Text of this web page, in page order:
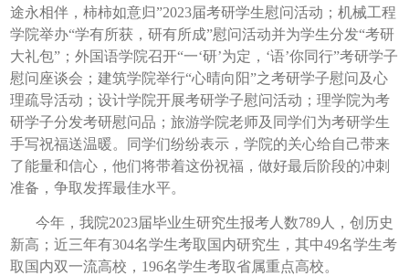
途永相伴，柿柿如意归”2023届考研学生慰问活动；机械工程
学院举办“学有所获，研有所成”慰问活动并为学生分发“考研
大礼包”；外国语学院召开“一‘研’为定，‘语’你同行”考研学子
慰问座谈会；建筑学院举行“心晴向阳”之考研学子慰问及心
理疏导活动；设计学院开展考研学子慰问活动；理学院为考
研学子分发考研慰问品；旅游学院老师及同学们为考研学生
手写祝福送温暖。同学们纷纷表示，学院的关心给自己带来
了能量和信心，他们将带着这份祝福，做好最后阶段的冲刺
准备，争取发挥最佳水平。
今年，我院2023届毕业生研究生报考人数789人，创历史
新高；近三年有304名学生考取国内研究生，其中49名学生考
取国内双一流高校，196名学生考取省属重点高校。